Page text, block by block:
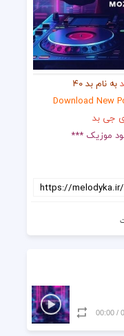
به نام بد ۴۰
Download New
جی بد
موزیک ***
/
00:00